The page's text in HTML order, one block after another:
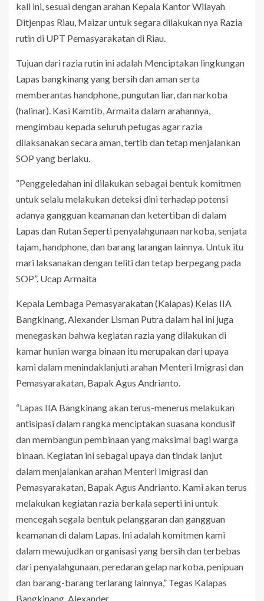
kali ini, sesuai dengan arahan Kepala Kantor Wilayah
Ditjenpas Riau, Maizar untuk segara dilakukan nya Razia
rutin di UPT Pemasyarakatan di Riau.
Tujuan dari razia rutin ini adalah Menciptakan lingkungan
Lapas bangkinang yang bersih dan aman serta
memberantas handphone, pungutan liar, dan narkoba
(halinar). Kasi Kamtib, Armaita dalam arahannya,
mengimbau kepada seluruh petugas agar razia
dilaksanakan secara aman, tertib dan tetap menjalankan
SOP yang berlaku.
“Penggeledahan ini dilakukan sebagai bentuk komitmen
untuk selalu melakukan deteksi dini terhadap potensi
adanya gangguan keamanan dan ketertiban di dalam
Lapas dan Rutan Seperti penyalahgunaan narkoba, senjata
tajam, handphone, dan barang larangan lainnya. Untuk itu
mari laksanakan dengan teliti dan tetap berpegang pada
SOP”. Ucap Armaita
Kepala Lembaga Pemasyarakatan (Kalapas) Kelas IIA
Bangkinang, Alexander Lisman Putra dalam hal ini juga
menegaskan bahwa kegiatan razia yang dilakukan di
kamar hunian warga binaan itu merupakan dari upaya
kami dalam menindaklanjuti arahan Menteri Imigrasi dan
Pemasyarakatan, Bapak Agus Andrianto.
“Lapas IIA Bangkinang akan terus-menerus melakukan
antisipasi dalam rangka menciptakan suasana kondusif
dan membangun pembinaan yang maksimal bagi warga
binaan. Kegiatan ini sebagai upaya dan tindak lanjut
dalam menjalankan arahan Menteri Imigrasi dan
Pemasyarakatan, Bapak Agus Andrianto. Kami akan terus
melakukan kegiatan razia berkala seperti ini untuk
mencegah segala bentuk pelanggaran dan gangguan
keamanan di dalam Lapas. Ini adalah komitmen kami
dalam mewujudkan organisasi yang bersih dan terbebas
dari penyalahgunaan, peredaran gelap narkoba, penipuan
dan barang-barang terlarang lainnya,” Tegas Kalapas
Bangkinang, Alexander.